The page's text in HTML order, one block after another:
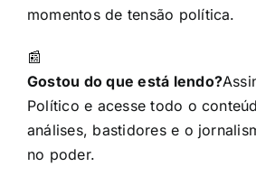
momentos de tensão política.
📰
Gostou do que está lendo?
Político e acesse todo o
análises, bastidores e o
no poder.